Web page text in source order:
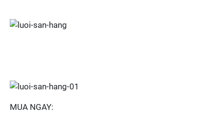
MUA NGAY: